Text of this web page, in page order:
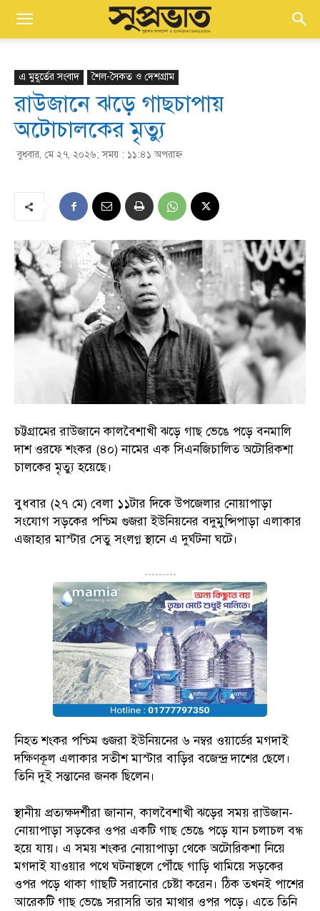
এ মুহূর্তের সংবাদ শৈল-সৈকত ও দেশগ্রাম
রাউজানে ঝড়ে গাছচাপায়
অটোচালকের মৃত্যু
বুধবার, মে ২৭, ২০২৬; সময় : ১১:৪১ অপরাহ্ণ
চট্টগ্রামের রাউজানে কালবৈশাখী ঝড়ে গাছ ভেঙে পড়ে বনমালি
দাশ ওরফে শংকর (৪০) নামের এক সিএনজিচালিত অটোরিকশা
চালকের মৃত্যু হয়েছে।
বুধবার (২৭ মে) বেলা ১১টার দিকে উপজেলার নোয়াপাড়া
সংযোগ সড়কের পশ্চিম গুজরা ইউনিয়নের বদুমুন্সিপাড়া এলাকার
এজাহার মাস্টার সেতু সংলগ্ন স্থানে এ দুর্ঘটনা ঘটে।
---------
নিহত শংকর পশ্চিম গুজরা ইউনিয়নের ৬ নম্বর ওয়ার্ডের মগদাই
দক্ষিণকূল এলাকার সতীশ মাস্টার বাড়ির বজেন্দ্র দাশের ছেলে।
তিনি দুই সন্তানের জনক ছিলেন।
স্থানীয় প্রত্যক্ষদর্শীরা জানান, কালবৈশাখী ঝড়ের সময় রাউজান-
নোয়াপাড়া সড়কের ওপর একটি গাছ ভেঙে পড়ে যান চলাচল বন্ধ
হয়ে যায়। এ সময় শংকর নোয়াপাড়া থেকে অটোরিকশা নিয়ে
মগদাই যাওয়ার পথে ঘটনাস্থলে পৌঁছে গাড়ি থামিয়ে সড়কের
ওপর পড়ে থাকা গাছটি সরানোর চেষ্টা করেন। ঠিক তখনই পাশের
আরেকটি গাছ ভেঙে সরাসরি তার মাথার ওপর পড়ে। এতে তিনি